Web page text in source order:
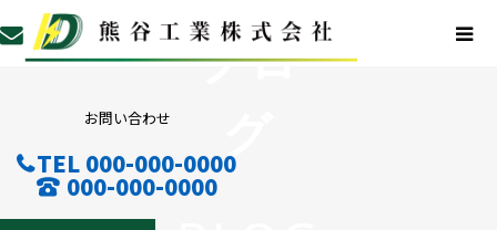
お問い合わせ
TEL 000-000-0000
000-000-0000
ブロ